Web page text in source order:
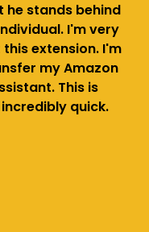
stands behind
I'm very
extension. I'm
my Amazon
This is
quick.